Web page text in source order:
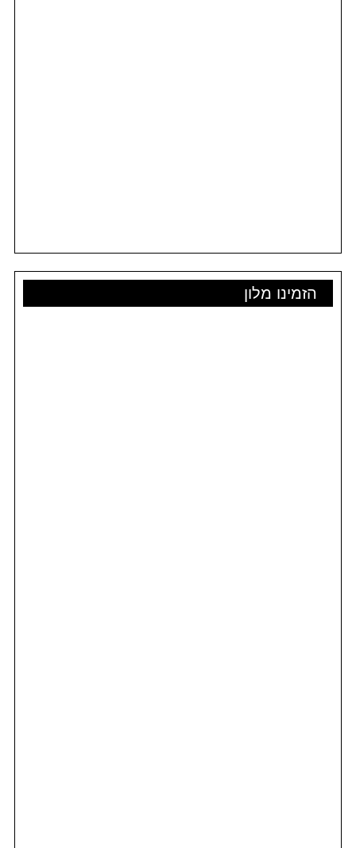
הזמינו מלון